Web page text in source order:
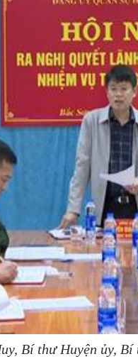
Bí thư Huyện ủy,